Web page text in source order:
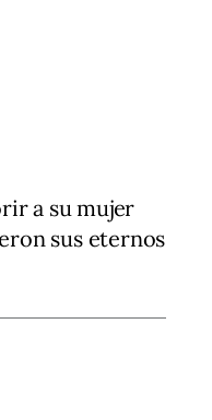
a su mujer
sus eternos